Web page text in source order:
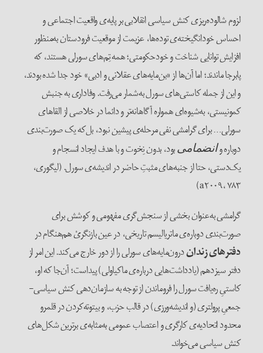
لزوم شالوده‌ریزی کنش سیاسی انقلابی بر پایه‌ی واقعیت اجتماعی و
احساس خودانگیخته‌ی توده‌ها، عزیمت از موقعیت فرودستان به‌منظور
افزایش توانایی شناخت و خودحکومتی؛ همه تِم‌های سورلی هستند، که
پابرجا ماندند؛ اما آن‌ها از «بن‌مایه‌های عقلانی و ادبی» خود جدا شده بودند،
و این از جمله کاستی‌های سورل به‌شمار می‌رفت. وفاداری به جنبش
کمونیستی، به‌شیوه‌ای همواره آگاهانه‌تر و دائما در خلاصی از القاهای
سورلی… برای گرامشی نفی مرحله‌ی پیشین نبود، بل‌که یک صورت‌بندی
دوباره‌ وانضمامیبود، بدون نِخوت و با هدف ایجاد انسجام و
یک‌دستی، حتا از جنبه‌های مثبتِ حاضر در اندیشه‌ی سورل. (لیگوری،
a۲۰۰۹، ۷۸۳)
گرامشی به‌عنوان بخشی از سنجش‌گری مفهومی و کوشش برای
صورت‌بندی دوباره‌ی ماتریالیسم تاریخی، در عین بازنگریْ هم‌هنگام در
دفترهایزنداندرون‌مایه‌های سورلی را از دور خارج می‌کند. این امر از
دفتر سیزدهم (یادداشت‌هایی درباره‌ی ماکیاولی) پیداست؛ آن‌جا که او،
کاستیِ ره‌یافت سورل را فروماندن از توجه به سازمان‌دهی کنش سیاسی-
جمعیِ پرولتری (و اندیشه‌ورزی) در قالب حزب، و بیتوته‌کردن در قلمرو
محدود اتحادیه‌ی کارگری و اعتصاب عمومی به‌مثابه‌ی برترین شکل‌های
کنش سیاسی می‌خواند.